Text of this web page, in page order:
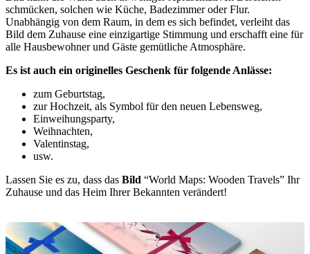
schmücken, solchen wie Küche, Badezimmer oder Flur.
Unabhängig von dem Raum, in dem es sich befindet, verleiht das
Bild dem Zuhause eine einzigartige Stimmung und erschafft eine für
alle Hausbewohner und Gäste gemütliche Atmosphäre.
Es ist auch ein originelles Geschenk für folgende Anlässe:
zum Geburtstag,
zur Hochzeit, als Symbol für den neuen Lebensweg,
Einweihungsparty,
Weihnachten,
Valentinstag,
usw.
Lassen Sie es zu, dass das Bild “World Maps: Wooden Travels” Ihr
Zuhause und das Heim Ihrer Bekannten verändert!